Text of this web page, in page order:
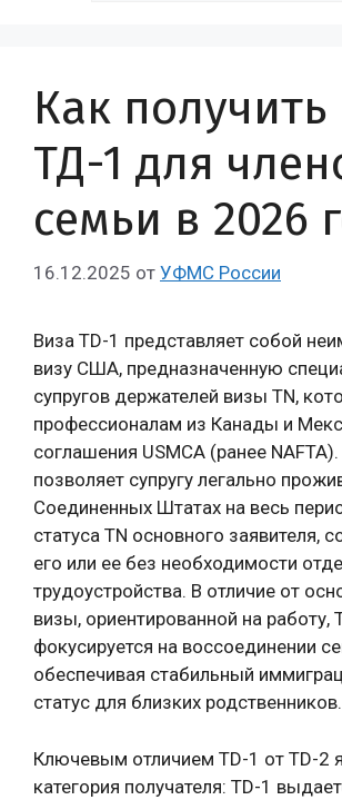
Как получить
ТД-1 для
семьи в 2026
16.12.2025 от УФМС России
Виза TD-1 представляет собой
визу США, предназначенную
супругов держателей визы TN,
профессионалам из Канады и
соглашения USMCA (ранее
позволяет супругу легально
Соединенных Штатах на весь
статуса TN основного заявителя,
его или ее без необходимости
трудоустройства. В отличие от
визы, ориентированной на работу,
фокусируется на воссоединении
обеспечивая стабильный
статус для близких родственников.
Ключевым отличием TD-1 от TD-2
категория получателя: TD-1